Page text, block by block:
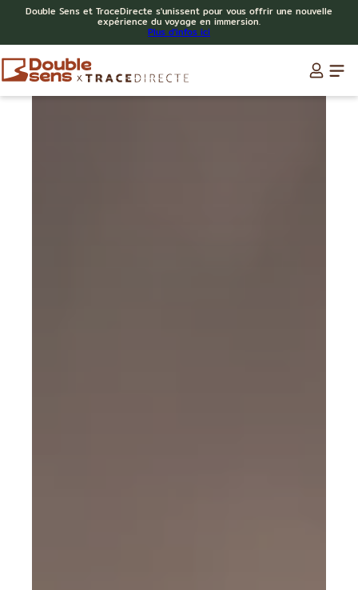
Double Sens et TraceDirecte s'unissent pour vous offrir une nouvelle
expérience du voyage en immersion.
Plus d'infos ici